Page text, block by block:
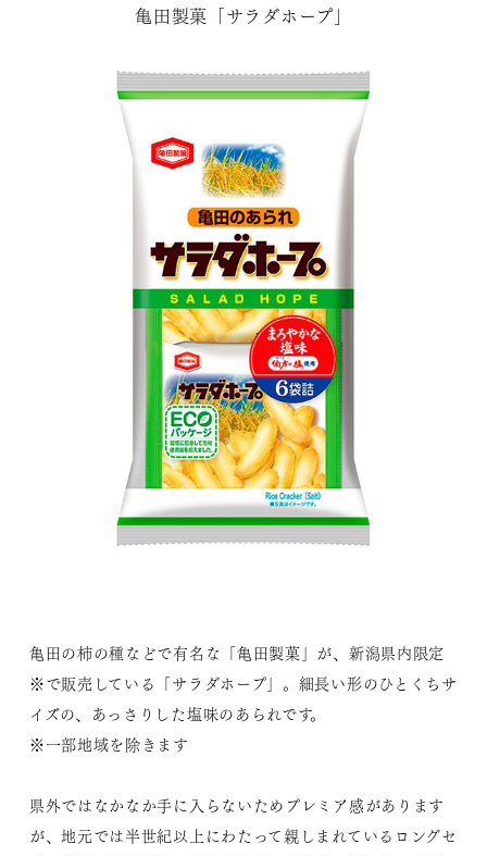
亀田製菓「サラダホープ」
亀田の柿の種などで有名な「亀田製菓」が、新潟県内限定
※で販売している「サラダホープ」。細長い形のひとくちサ
イズの、あっさりした塩味のあられです。
※一部地域を除きます
県外ではなかなか手に入らないためプレミア感があります
が、地元では半世紀以上にわたって親しまれているロングセ